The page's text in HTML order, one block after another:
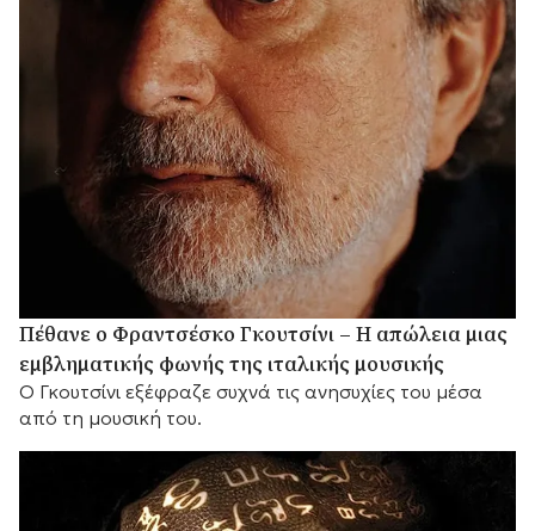
Πέθανε ο Φραντσέσκο Γκουτσίνι – Η απώλεια μιας
εμβληματικής φωνής της ιταλικής μουσικής
Ο Γκουτσίνι εξέφραζε συχνά τις ανησυχίες του μέσα
από τη μουσική του.